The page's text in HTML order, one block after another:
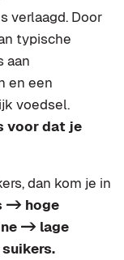
verlaagd. Door
typische
aan
en een
voedsel.
voor dat je
dan kom je in
-> hoge
-> lage